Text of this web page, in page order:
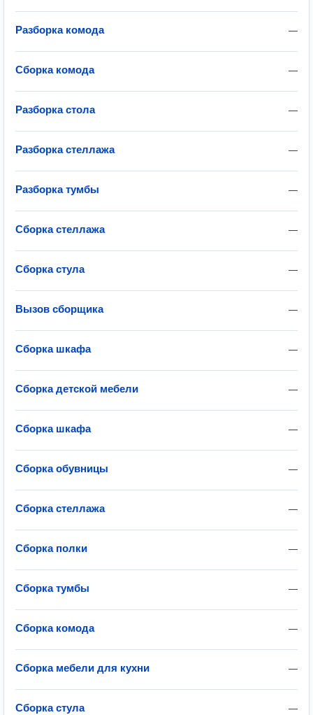
—
Разборка комода
—
Сборка комода
—
Разборка стола
—
Разборка стеллажа
—
Разборка тумбы
—
Сборка стеллажа
—
Сборка стула
—
Вызов сборщика
—
Сборка шкафа
—
Сборка детской мебели
—
Сборка шкафа
—
Сборка обувницы
—
Сборка стеллажа
—
Сборка полки
—
Сборка тумбы
—
Сборка комода
—
Сборка мебели для кухни
—
Сборка стула